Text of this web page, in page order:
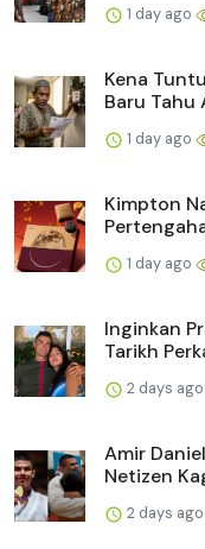
1 day ago
Kena
Baru Tahu
1 day ago
Kimpton
1 day ago
Inginkan
Tarikh
2 days ago
Amir
Netizen
2 days ago